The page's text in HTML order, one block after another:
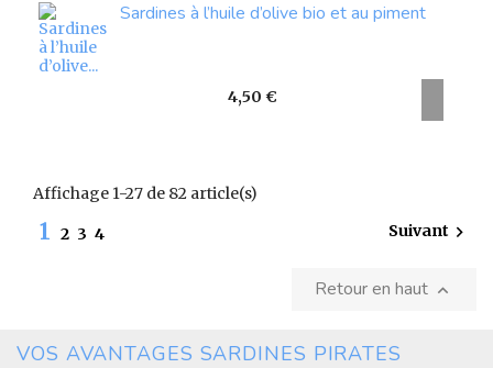
Sardines à l’huile d’olive bio et au piment
Prix
4,50 €
Affichage 1-27 de 82 article(s)
1 2 3 4 Suivant 
Retour en haut 
VOS AVANTAGES SARDINES PIRATES